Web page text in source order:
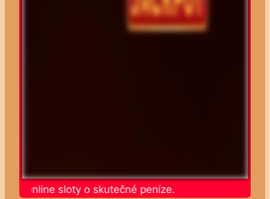
online sloty o skutečné peníze.